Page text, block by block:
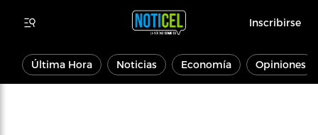
Inscribirse
Última Hora Noticias Economía Opiniones